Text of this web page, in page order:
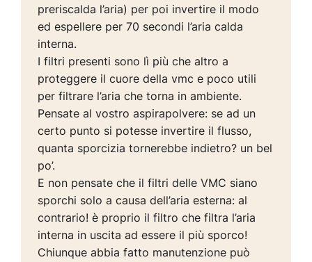
preriscalda l’aria) per poi invertire il modo
ed espellere per 70 secondi l’aria calda
interna.
I filtri presenti sono lì più che altro a
proteggere il cuore della vmc e poco utili
per filtrare l’aria che torna in ambiente.
Pensate al vostro aspirapolvere: se ad un
certo punto si potesse invertire il flusso,
quanta sporcizia tornerebbe indietro? un bel
po’.
E non pensate che il filtri delle VMC siano
sporchi solo a causa dell’aria esterna: al
contrario! è proprio il filtro che filtra l’aria
interna in uscita ad essere il più sporco!
Chiunque abbia fatto manutenzione può